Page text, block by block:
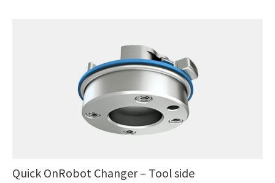
Quick OnRobot Changer – Tool side